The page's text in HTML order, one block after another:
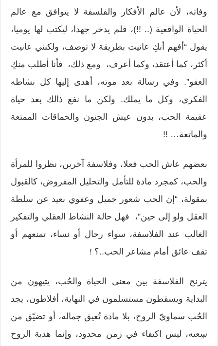
وفاته، لأن عالم الأفكار والفلسفة لا يتوافق مع عالم
الحياة الواقعية (.. !!)، فلم يدخر جهدا، ليكتب لها يوميا،
يقول “أفهم أنكِ عانيت بطريقة لا توصف، ولكنني عانيت
أكثر، كما أعتقد، وكما أعرف، ومع ذلك، فأنا أطلب منكِ
العفو”. وفي رسالة بعد موته، أهدى إليها كل نشاطه
الفكري، وكل ما يملك. ولكن ما نفع ذالك بعد حياة
عقيمة الحب، بدون عيش الجنون والحماقات الممتعة
والماتعة… !!
بعضهم عاش الحب فعلا، وفلاسفة آخرين، نظروا للمرأة
والحب، كمجرد مادة للتأمل والتحليل المفروض، كالقبول
بمقولة، “إن الحب شعور جميل وعفوي بعيد عن سلطة
العقل ولو إلى حين”، فهل حالة النشاط العقلي والتفكير
الغالب عند الفلاسفة، سواء رجال أو نساء، تمنعهم أو
تقف عائق أمام مشاعر الحب..؟ !
يترنح الفلاسفة بين معنى الحياة والحُب، يتيهون من
البداية ويسقطون مستسلمون في النهاية، أفلاطون، يجد
الحُب سماويّ الروح، بلا مادة تُعيق جماله، أو تضيّق من
سِعته، ليس اكتفاء في زمن محدود، وإنما هدية الروح